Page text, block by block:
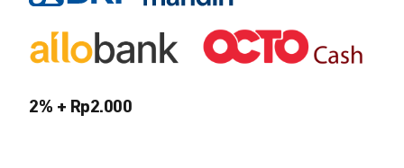
2% + Rp2.000